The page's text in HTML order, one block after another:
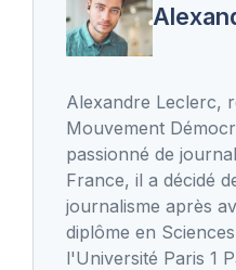
Alexandre Leclerc,
Mouvement
passionné de
France, il a décidé
journalisme après
diplôme en
l'Université Paris 1